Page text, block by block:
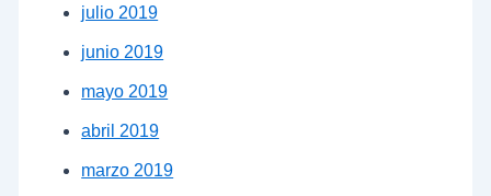
julio 2019
junio 2019
mayo 2019
abril 2019
marzo 2019